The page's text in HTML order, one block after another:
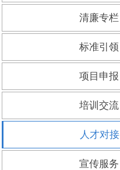
清廉专栏
标准引领
项目申报
培训交流
人才对接
宣传服务